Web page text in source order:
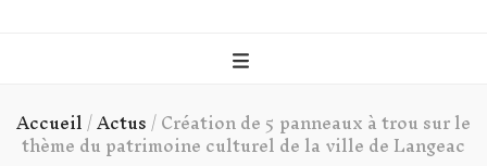
Accueil/Actus/Création de 5 panneaux à trou sur le
thème du patrimoine culturel de la ville de Langeac